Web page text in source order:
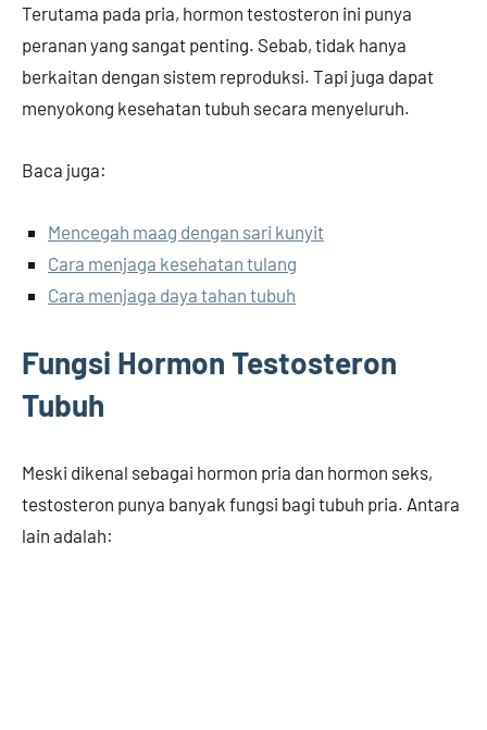
Terutama pada pria, hormon testosteron ini punya
peranan yang sangat penting. Sebab, tidak hanya
berkaitan dengan sistem reproduksi. Tapi juga dapat
menyokong kesehatan tubuh secara menyeluruh.
Baca juga:
Mencegah maag dengan sari kunyit
Cara menjaga kesehatan tulang
Cara menjaga daya tahan tubuh
Fungsi Hormon Testosteron
Tubuh
Meski dikenal sebagai hormon pria dan hormon seks,
testosteron punya banyak fungsi bagi tubuh pria. Antara
lain adalah: